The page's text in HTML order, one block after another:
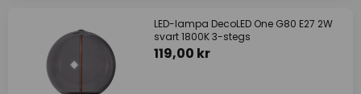
LED-lampa DecoLED One G80 E27 2W
svart 1800K 3-stegs
119,00 kr